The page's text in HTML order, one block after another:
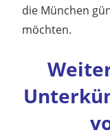
die München
möchten.